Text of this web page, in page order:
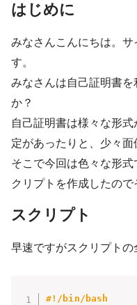
はじめに
みなさんこんにちは。
す。
みなさんは自己証明書
か？
自己証明書は様々な形
定があったりと、少々面
そこで今回は色々な形
クリプトを作成したので
スクリプト
早速ですがスクリプトの
#!/bin/bash